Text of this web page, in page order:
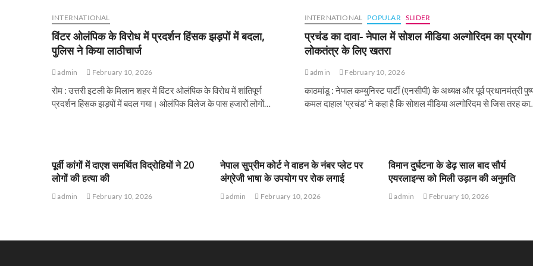
INTERNATIONAL
विंटर ओलंपिक के विरोध में प्रदर्शन हिंसक झड़पों में बदला,
पुलिस ने किया लाठीचार्ज
admin February 10, 2026
रोम : उत्तरी इटली के मिलान शहर में विंटर ओलंपिक के विरोध में शांतिपूर्ण
प्रदर्शन हिंसक झड़पों में बदल गया। ओलंपिक विलेज के पास हजारों लोगों…
INTERNATIONAL POPULAR SLIDER
प्रचंड का दावा- नेपाल में सोशल मीडिया अल्गोरिदम का प्रयोग
लोकतंत्र के लिए खतरा
admin February 10, 2026
काठमांडू : नेपाल कम्युनिस्ट पार्टी (एनसीपी) के अध्यक्ष और पूर्व प्रधानमंत्री
कमल दाहाल ‘प्रचंड’ ने कहा है कि सोशल मीडिया अल्गोरिदम से जिस तरह
पूर्वी कांगों में दाएश समर्थित विद्रोहियों ने 20
लोगों की हत्या की
admin February 10, 2026
नेपाल सुप्रीम कोर्ट ने वाहन के नंबर प्लेट पर
अंग्रेजी भाषा के उपयोग पर रोक लगाई
admin February 10, 2026
विमान दुर्घटना के डेढ़ साल बाद सौर्य
एयरलाइन्स को मिली उड़ान की अनुमति
admin February 10, 2026